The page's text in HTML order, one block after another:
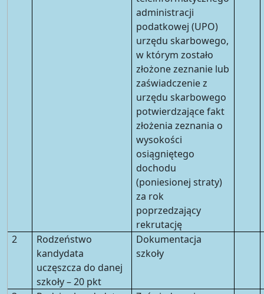
administracji
podatkowej (UPO)
urzędu skarbowego,
w którym zostało
złożone zeznanie lub
zaświadczenie z
urzędu skarbowego
potwierdzające fakt
złożenia zeznania o
wysokości
osiągniętego
dochodu
(poniesionej straty)
za rok
poprzedzający
rekrutację
2
Rodzeństwo
kandydata
uczęszcza do danej
szkoły – 20 pkt
Dokumentacja
szkoły